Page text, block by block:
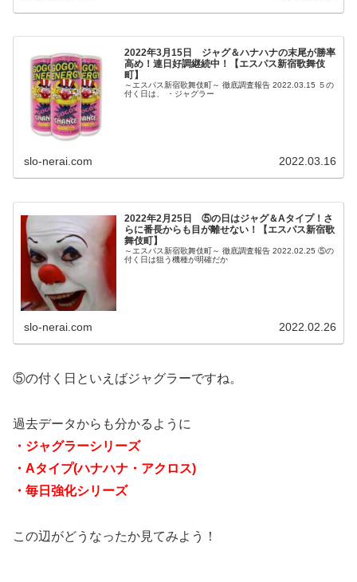
2022年3月15日 ジャグ＆ハナハナの末尾が勝率
高め！連日好調継続中！【エスパス新宿歌舞伎
町】
～エスパス新宿歌舞伎町～ 徹底調査報告 2022.03.15 ５の
付く日は、 ・ジャグラー
slo-nerai.com 2022.03.16
2022年2月25日 ⑤の日はジャグ＆Aタイプ！さ
らに番長からも目が離せない！【エスパス新宿歌
舞伎町】
～エスパス新宿歌舞伎町～ 徹底調査報告 2022.02.25 ⑤の
付く日は狙う機種が明確だか
slo-nerai.com 2022.02.26
⑤の付く日といえばジャグラーですね。
過去データからも分かるように
・ジャグラーシリーズ
・Aタイプ(ハナハナ・アクロス)
・毎日強化シリーズ
この辺がどうなったか見てみよう！